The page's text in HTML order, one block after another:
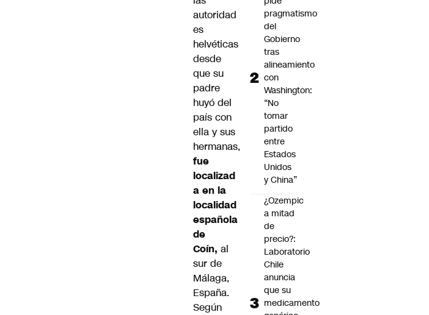
autoridad
es
helvéticas
desde
que su
padre
huyó del
país con
ella y sus
hermanas,
fue
localizad
a en la
localidad
española
de
Coín, al
sur de
Málaga,
España.
Según
pragmatismo
del
Gobierno
tras
alineamiento
con
Washington:
“No
tomar
partido
entre
Estados
Unidos
y China”
¿Ozempic
a mitad
de
precio?:
Laboratorio
Chile
anuncia
que su
medicamento